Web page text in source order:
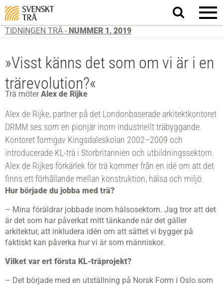
Sök
på
TIDNINGEN TRÄ - NUMMER 1, 2019
»Visst känns det som om vi är i en
trärevolution?«
Trä möterAlex de Rijke
Alex de Rijke, partner på det Londonbaserade arkitektkontoret
DRMM ses som en pionjär inom industriellt träbyggande.
Kontoret formgav Kingsdaleskolan 2002–2009 och
introducerade KL-trä i Storbritannien och utbildningssektorn.
Alex de Rijkes förkärlek för trä kommer från en idé om att det
finns ett förhållande mellan konstruktion, hälsa och miljö.
Hur började du jobba med trä?
– Mina föräldrar jobbade inom hälsosektorn. Jag tror att det
är det som har påverkat mitt tänkande när det gäller
arkitektur, att inkludera idén om att sättet vi bygger på
faktiskt kan påverka hur vi är som människor.
Vilket var ert första KL-träprojekt?
– Det började med en utställning på Norsk Form i Oslo som